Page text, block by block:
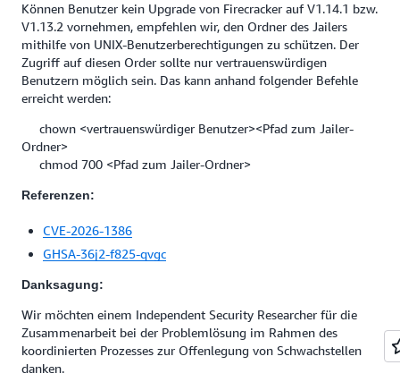
Können Benutzer kein Upgrade von Firecracker auf V1.14.1 bzw.
V1.13.2 vornehmen, empfehlen wir, den Ordner des Jailers
mithilfe von UNIX-Benutzerberechtigungen zu schützen. Der
Zugriff auf diesen Order sollte nur vertrauenswürdigen
Benutzern möglich sein. Das kann anhand folgender Befehle
erreicht werden:
chown <vertrauenswürdiger Benutzer><Pfad zum Jailer-
Ordner>
chmod 700 <Pfad zum Jailer-Ordner>
Referenzen:
CVE-2026-1386
GHSA-36j2-f825-qvgc
Danksagung:
Wir möchten einem Independent Security Researcher für die
Zusammenarbeit bei der Problemlösung im Rahmen des
koordinierten Prozesses zur Offenlegung von Schwachstellen
danken.